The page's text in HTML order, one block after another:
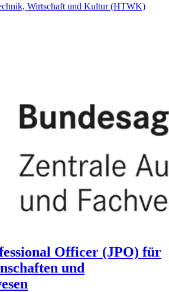
Wirtschaft und Kultur (HTWK)
Officer (JPO) für
und